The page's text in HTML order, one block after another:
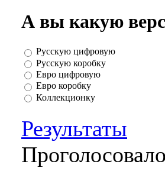
А вы какую
Русскую цифровую
Русскую коробку
Евро цифровую
Евро коробку
Коллекционку
Результаты